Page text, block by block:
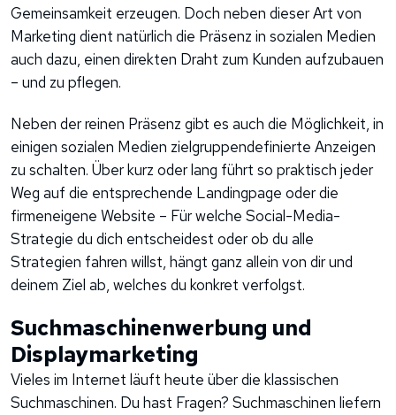
Gemeinsamkeit erzeugen. Doch neben dieser Art von
Marketing dient natürlich die Präsenz in sozialen Medien
auch dazu, einen direkten Draht zum Kunden aufzubauen
– und zu pflegen.
Neben der reinen Präsenz gibt es auch die Möglichkeit, in
einigen sozialen Medien zielgruppendefinierte Anzeigen
zu schalten. Über kurz oder lang führt so praktisch jeder
Weg auf die entsprechende Landingpage oder die
firmeneigene Website – Für welche Social-Media-
Strategie du dich entscheidest oder ob du alle
Strategien fahren willst, hängt ganz allein von dir und
deinem Ziel ab, welches du konkret verfolgst.
Suchmaschinenwerbung und
Displaymarketing
Vieles im Internet läuft heute über die klassischen
Suchmaschinen. Du hast Fragen? Suchmaschinen liefern